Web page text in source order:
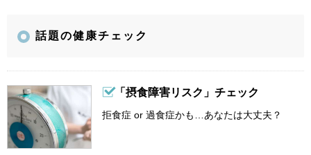
話題の健康チェック
「摂食障害リスク」チェック
拒食症 or 過食症かも…あなたは大丈夫？